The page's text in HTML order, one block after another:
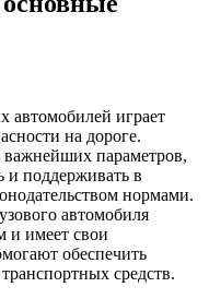
автомобилей играет
на дороге.
параметров,
и поддерживать в
нормами.
автомобиля
и имеет свои
обеспечить
средств.